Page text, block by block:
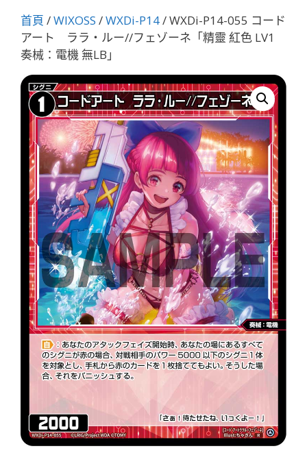
首頁 /WIXOSS /WXDi-P14/ WXDi-P14-055 コード
アート ララ・ルー//フェゾーネ「精靈 紅色 LV1
奏械：電機 無LB」